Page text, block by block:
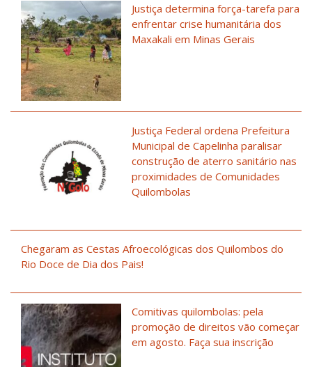
Justiça determina força-tarefa para
enfrentar crise humanitária dos
Maxakali em Minas Gerais
Justiça Federal ordena Prefeitura
Municipal de Capelinha paralisar
construção de aterro sanitário nas
proximidades de Comunidades
Quilombolas
Chegaram as Cestas Afroecológicas dos Quilombos do
Rio Doce de Dia dos Pais!
Comitivas quilombolas: pela
promoção de direitos vão começar
em agosto. Faça sua inscrição